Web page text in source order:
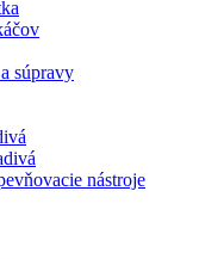
súpravy
nástroje